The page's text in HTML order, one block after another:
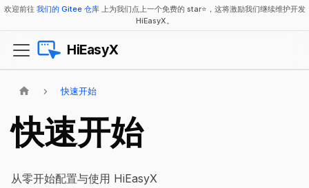
欢迎前往 我们的 Gitee 仓库上为我们点上一个免费的 star⭐，这将激励我们继续维护开发
HiEasyX。
HiEasyX
快速开始
快速开始
从零开始配置与使用 HiEasyX